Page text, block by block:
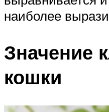
наиболее
Значение
кошки